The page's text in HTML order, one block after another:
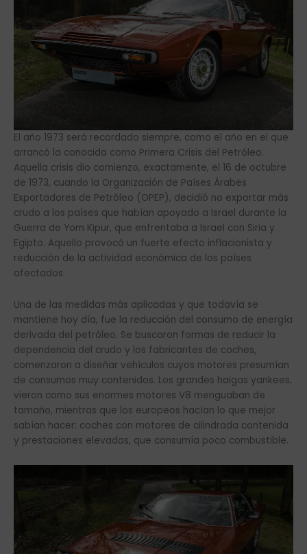
El año 1973 será recordado siempre, como el año en el que
arrancó la conocida como Primera Crisis del Petróleo.
Aquella crisis dio comienzo, exactamente, el 16 de octubre
de 1973, cuando la Organización de Países Árabes
Exportadores de Petróleo (OPEP), decidió no exportar más
crudo a los países que habían apoyado a Israel durante la
Guerra de Yom Kipur, que enfrentaba a Israel con Siria y
Egipto. Aquello provocó un fuerte efecto inflacionista y
reducción de la actividad económica de los países
afectados.
Una de las medidas más aplicadas y que todavía se
mantiene hoy día, fue la reducción del consumo de energía
derivada del petróleo. Se buscaron formas de reducir la
dependencia del crudo y los fabricantes de coches,
comenzaron a diseñar vehículos cuyos motores presumían
de consumos muy contenidos. Los grandes haigas yankees,
vieron como sus enormes motores V8 menguaban de
tamaño, mientras que los europeos hacían lo que mejor
sabían hacer: coches con motores de cilindrada contenida
y prestaciones elevadas, que consumía poco combustible.